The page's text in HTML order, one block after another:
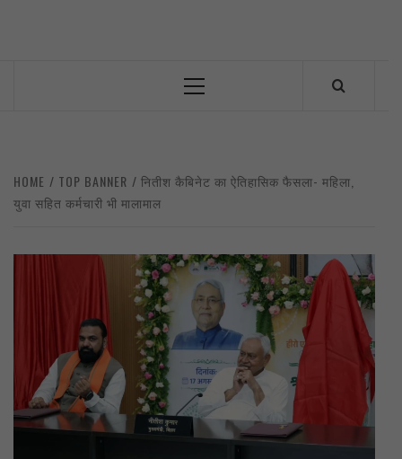
Primary
HOME TOP BANNER
नितीश कैबिनेट का ऐतिहासिक फैसला- महिला,
युवा सहित कर्मचारी भी मालामाल